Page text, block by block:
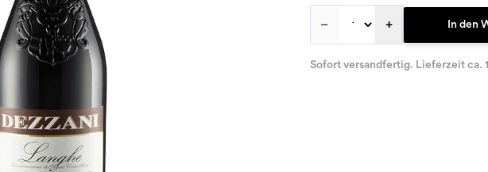
– + In den
Sofort versandfertig. Lieferzeit ca.